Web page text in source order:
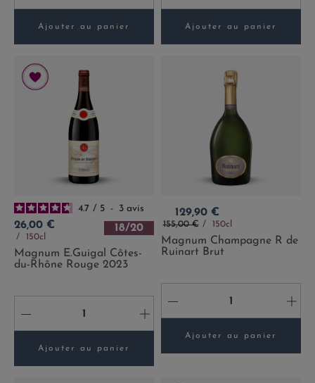
Ajouter au panier Ajouter au panier
4.7 / 5 - 3 avis
Prix
26,00 €
150cl
18/20
Magnum E.Guigal Côtes-
du-Rhône Rouge 2023
- +
Ajouter au panier
Prix
129,90 €
Prix de base
155,00 € 150cl
Magnum Champagne R de
Ruinart Brut
- +
Ajouter au panier